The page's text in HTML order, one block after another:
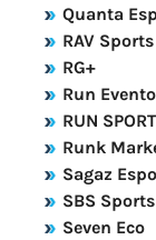
Quanta
RAV Sports
RG+
Run
RUN
Runk
Sagaz
SBS Sports
Seven Eco